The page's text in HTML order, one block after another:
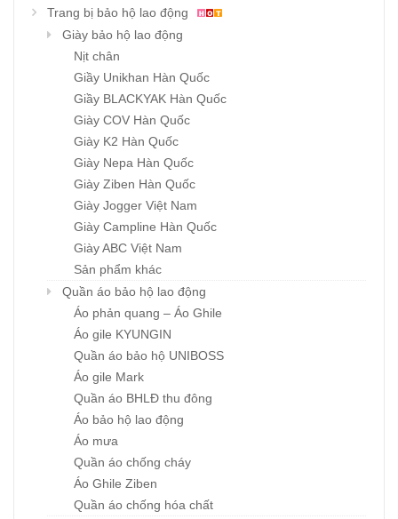
Trang bị bảo hộ lao động
Giày bảo hộ lao động
Nịt chân
Giầy Unikhan Hàn Quốc
Giầy BLACKYAK Hàn Quốc
Giày COV Hàn Quốc
Giày K2 Hàn Quốc
Giày Nepa Hàn Quốc
Giày Ziben Hàn Quốc
Giày Jogger Việt Nam
Giày Campline Hàn Quốc
Giày ABC Việt Nam
Sản phẩm khác
Quần áo bảo hộ lao động
Áo phản quang – Áo Ghile
Áo gile KYUNGIN
Quần áo bảo hộ UNIBOSS
Áo gile Mark
Quần áo BHLĐ thu đông
Áo bảo hộ lao động
Áo mưa
Quần áo chống cháy
Áo Ghile Ziben
Quần áo chống hóa chất